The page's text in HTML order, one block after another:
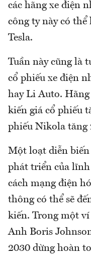
các hãng xe điện
công ty này có
Tesla.
Tuần này cũng là
cổ phiếu xe điện
hay Li Auto.
kiến giá cổ phiếu
phiếu Nikola tăng
Một loạt diễn biến
phát triển của lĩnh
cách mạng điện
thông có thể sẽ
kiến. Trong một
Anh Boris
2030 dừng hoàn